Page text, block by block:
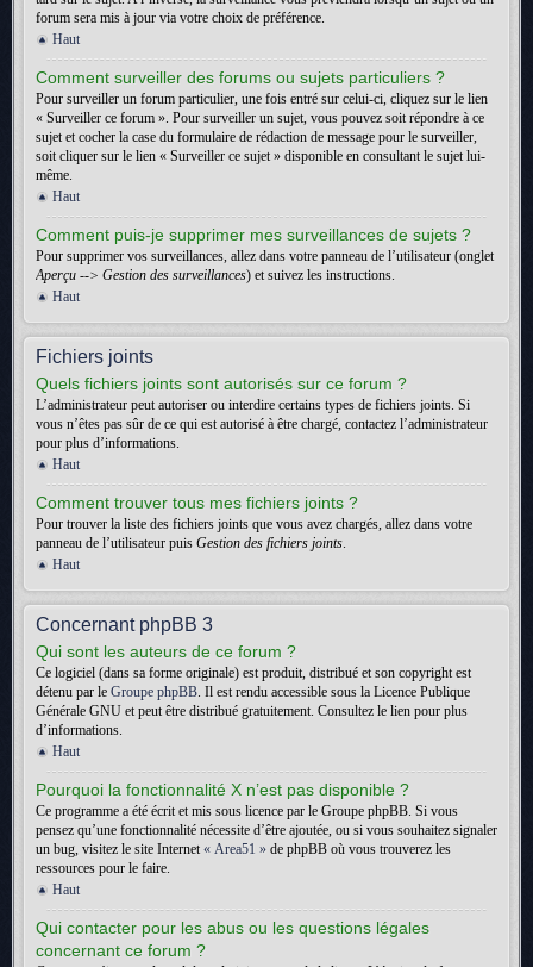
forum sera mis à jour via votre choix de préférence.
Haut
Comment surveiller des forums ou sujets particuliers ?
Pour surveiller un forum particulier, une fois entré sur celui-ci, cliquez sur le lien
« Surveiller ce forum ». Pour surveiller un sujet, vous pouvez soit répondre à ce
sujet et cocher la case du formulaire de rédaction de message pour le surveiller,
soit cliquer sur le lien « Surveiller ce sujet » disponible en consultant le sujet lui-
même.
Haut
Comment puis-je supprimer mes surveillances de sujets ?
Pour supprimer vos surveillances, allez dans votre panneau de l’utilisateur (onglet
Aperçu --> Gestion des surveillances) et suivez les instructions.
Haut
Fichiers joints
Quels fichiers joints sont autorisés sur ce forum ?
L’administrateur peut autoriser ou interdire certains types de fichiers joints. Si
vous n’êtes pas sûr de ce qui est autorisé à être chargé, contactez l’administrateur
pour plus d’informations.
Haut
Comment trouver tous mes fichiers joints ?
Pour trouver la liste des fichiers joints que vous avez chargés, allez dans votre
panneau de l’utilisateur puis Gestion des fichiers joints.
Haut
Concernant phpBB 3
Qui sont les auteurs de ce forum ?
Ce logiciel (dans sa forme originale) est produit, distribué et son copyright est
détenu par le Groupe phpBB. Il est rendu accessible sous la Licence Publique
Générale GNU et peut être distribué gratuitement. Consultez le lien pour plus
d’informations.
Haut
Pourquoi la fonctionnalité X n’est pas disponible ?
Ce programme a été écrit et mis sous licence par le Groupe phpBB. Si vous
pensez qu’une fonctionnalité nécessite d’être ajoutée, ou si vous souhaitez signaler
un bug, visitez le site Internet« Area51 » de phpBB où vous trouverez les
ressources pour le faire.
Haut
Qui contacter pour les abus ou les questions légales
concernant ce forum ?